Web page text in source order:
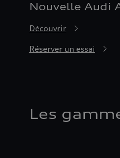
Nouvelle Audi
Découvrir
Réserver un essai
Les